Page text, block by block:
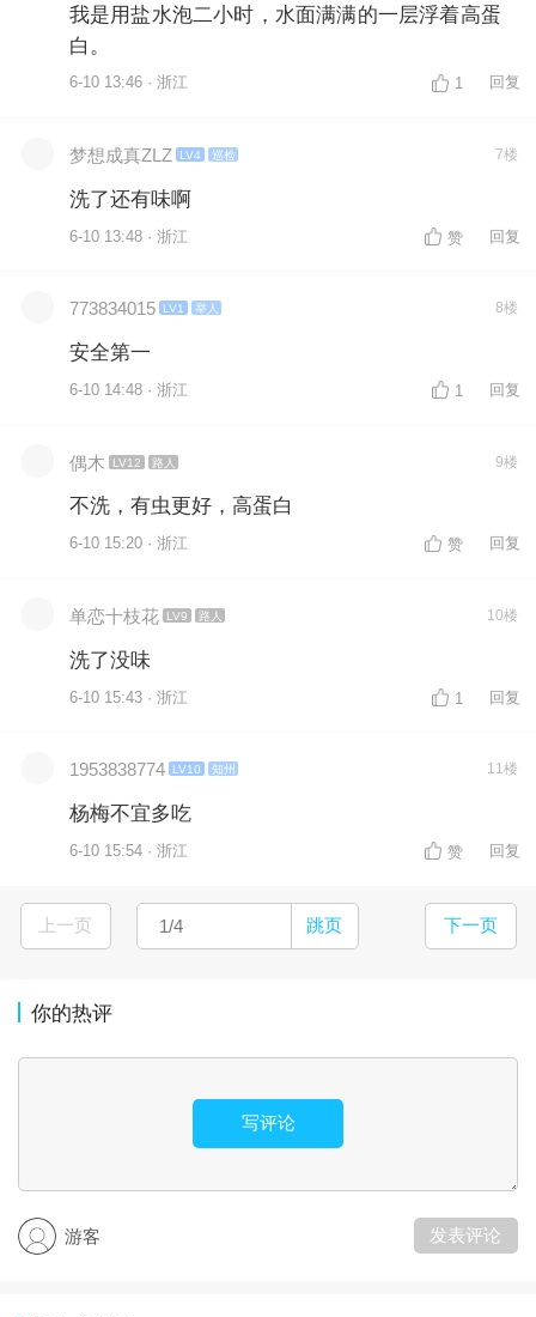
我是用盐水泡二小时，水面满满的一层浮着高蛋
白。
6-10 13:46 · 浙江 1 回复
梦想成真ZLZ LV4 巡检 7楼
洗了还有味啊
6-10 13:48 · 浙江 赞 回复
773834015 LV1 举人 8楼
安全第一
6-10 14:48 · 浙江 1 回复
偶木 LV12 路人 9楼
不洗，有虫更好，高蛋白
6-10 15:20 · 浙江 赞 回复
单恋十枝花 LV9 路人 10楼
洗了没味
6-10 15:43 · 浙江 1 回复
1953838774 LV10 知州 11楼
杨梅不宜多吃
6-10 15:54 · 浙江 赞 回复
上一页 跳页 下一页
你的热评
写评论
游客 发表评论